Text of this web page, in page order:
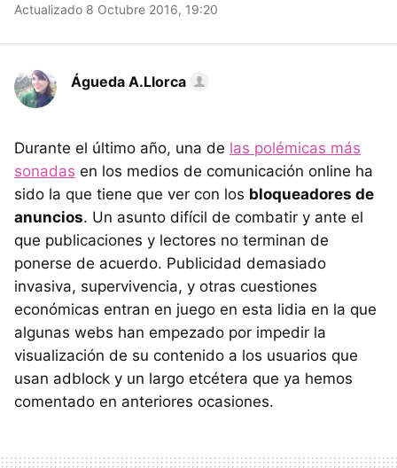
Actualizado 8 Octubre 2016, 19:20
Águeda A.Llorca
Durante el último año, una de las polémicas más
sonadas en los medios de comunicación online ha
sido la que tiene que ver con los bloqueadores de
anuncios. Un asunto difícil de combatir y ante el
que publicaciones y lectores no terminan de
ponerse de acuerdo. Publicidad demasiado
invasiva, supervivencia, y otras cuestiones
económicas entran en juego en esta lidia en la que
algunas webs han empezado por impedir la
visualización de su contenido a los usuarios que
usan adblock y un largo etcétera que ya hemos
comentado en anteriores ocasiones.